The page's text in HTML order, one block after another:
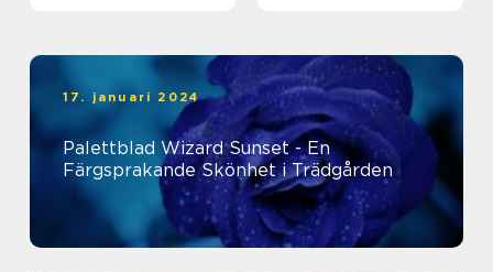
17. januari 2024
Palettblad Wizard Sunset - En
Färgsprakande Skönhet i Trädgården